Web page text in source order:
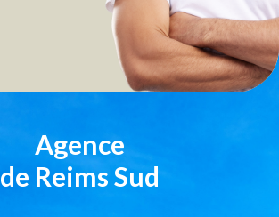
Agence
de Reims Sud